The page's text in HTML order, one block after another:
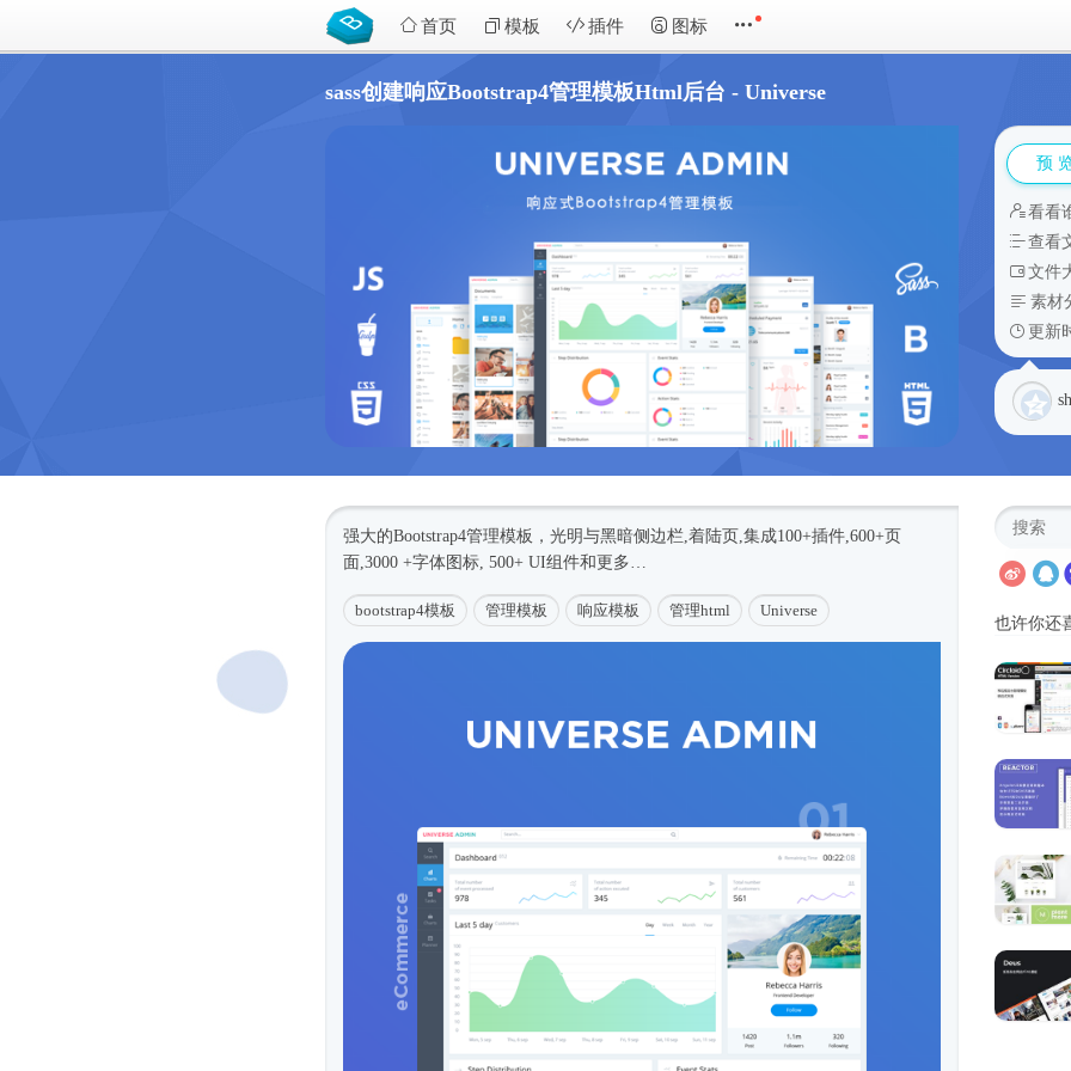
首页 模板 插件 图标
sass创建响应Bootstrap4管理模板Html后台 - Universe
预
看看
查看
文件
素材
更新
强大的Bootstrap4管理模板，光明与黑暗侧边栏,着陆页,集成100+插件,600+页
面,3000 +字体图标, 500+ UI组件和更多…
bootstrap4模板 管理模板 响应模板 管理html Universe
也许你还